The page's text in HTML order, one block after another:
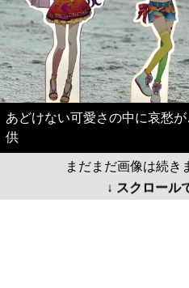
あどけない可愛さの中に哀愁
供
まだまだ画像は続き
↓ スクロール